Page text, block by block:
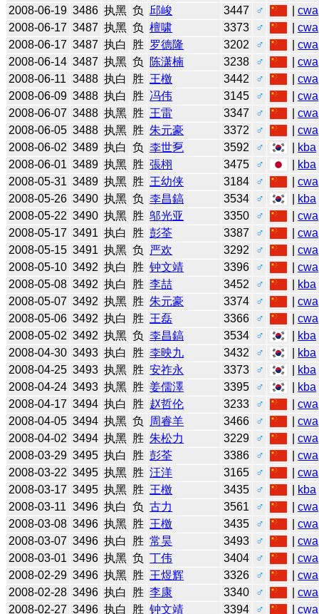
2008-06-19 3486 执黑 负 邱峻 3447 ♂ |cwa
2008-06-17 3487 执黑 负 檀啸 3373 ♂ |cwa
2008-06-17 3487 执白 胜 罗德隆 3202 ♂ |cwa
2008-06-14 3487 执黑 负 陈潇楠 3238 ♂ |cwa
2008-06-11 3488 执白 胜 王檄 3442 ♂ |cwa
2008-06-09 3488 执白 胜 冯伟 3145 ♂ |cwa
2008-06-07 3488 执黑 胜 王雷 3347 ♂ |cwa
2008-06-05 3488 执黑 胜 朱元豪 3372 ♂ |cwa
2008-06-02 3489 执白 负 李世乭 3592 ♂ kba
2008-06-01 3489 执黑 胜 張栩 3475 ♂ kba
2008-05-31 3489 执黑 胜 王幼侠 3184 ♂ |cwa
2008-05-26 3490 执黑 负 李昌鎬 3534 ♂ kba
2008-05-22 3490 执黑 胜 邬光亚 3350 ♂ |cwa
2008-05-17 3491 执白 胜 彭荃 3387 ♂ |cwa
2008-05-15 3491 执黑 负 严欢 3292 ♂ |cwa
2008-05-10 3492 执白 胜 钟文靖 3396 ♂ |cwa
2008-05-08 3492 执白 胜 李喆 3452 ♂ kba
2008-05-07 3492 执黑 胜 朱元豪 3374 ♂ |cwa
2008-05-06 3492 执白 胜 王磊 3366 ♂ |cwa
2008-05-02 3492 执黑 负 李昌鎬 3534 ♂ kba
2008-04-30 3493 执白 胜 李映九 3432 ♂ kba
2008-04-25 3493 执黑 胜 安祚永 3373 ♂ kba
2008-04-24 3493 执黑 胜 姜儒澤 3395 ♂ kba
2008-04-17 3494 执白 胜 赵哲伦 3233 ♂ |cwa
2008-04-05 3494 执黑 负 周睿羊 3466 ♂ |cwa
2008-04-02 3494 执黑 胜 朱松力 3229 ♂ |cwa
2008-03-29 3495 执白 胜 彭荃 3386 ♂ |cwa
2008-03-22 3495 执黑 胜 汪洋 3165 ♂ |cwa
2008-03-17 3495 执黑 胜 王檄 3435 ♂ kba
2008-03-11 3496 执白 负 古力 3561 ♂ |cwa
2008-03-08 3496 执黑 胜 王檄 3435 ♂ |cwa
2008-03-07 3496 执白 胜 常昊 3493 ♂ |cwa
2008-03-01 3496 执黑 负 丁伟 3404 ♂ |cwa
2008-02-29 3496 执黑 胜 王煜辉 3326 ♂ |cwa
2008-02-28 3496 执白 胜 李康 3340 ♂ |cwa
2008-02-27 3496 执白 胜 钟文靖 3394 ♂ |cwa